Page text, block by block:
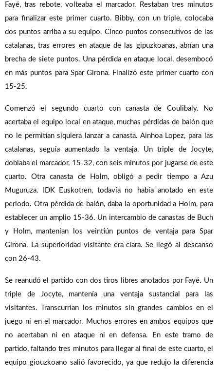
Fayé, tras rebote, volteaba el marcador. Restaban tres minutos
para finalizar este primer cuarto. Bibby, con un triple, colocaba
dos puntos arriba a su equipo. Cinco puntos consecutivos de las
catalanas, tras errores en ataque de las gipuzkoanas, abrían una
brecha de siete puntos. Una pérdida en ataque local, desembocó
en más puntos para Spar Girona. Finalizó este primer cuarto con
15-25.
Comenzó el segundo cuarto con canasta de Coulibaly. No
acertaba el equipo local en ataque, muchas pérdidas de balón que
no le permitían siquiera lanzar a canasta. Ainhoa Lopez, para las
catalanas, seguía aumentado la ventaja. Un triple de Jocyte,
doblaba el marcador, 15-32, con seis minutos por jugarse de este
cuarto. Otra canasta de Holm, obligó a pedir tiempo a Azu
Muguruza. IDK Euskotren, todavía no había anotado en este
periodo. Otra pérdida de balón, daba la oportunidad a Holm, para
establecer un amplio 15-36. Un intercambio de canastas de Buch
y Holm, mantenían los veintiún puntos de ventaja para Spar
Girona. La superioridad visitante era clara. Se llegó al descanso
con 26-43.
Se reanudó el partido con dos tiros libres anotados por Fayé. Un
triple de Jocyte, mantenía una ventaja sustancial para las
visitantes. Transcurrían los minutos sin grandes cambios en el
juego ni en el marcador. Muchos errores en ambos equipos que
no acertaban ni en ataque ni en defensa. En este tramo de
partido, faltando tres minutos para llegar al final de este cuarto, el
equipo giouzkoano salió favorecido, ya que redujo la diferencia